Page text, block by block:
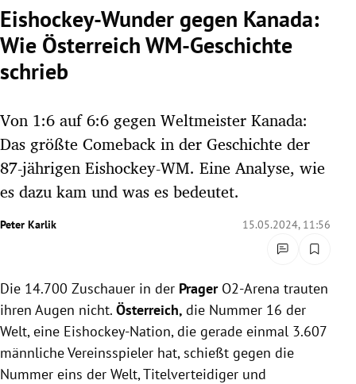
Untermenü
Untermenü
Untermenü
Untermenü
Untermenü
Eishockey-Wunder gegen Kanada:
Wie Österreich WM-Geschichte
schrieb
Von 1:6 auf 6:6 gegen Weltmeister Kanada:
Das größte Comeback in der Geschichte der
87-jährigen Eishockey-WM. Eine Analyse, wie
es dazu kam und was es bedeutet.
Peter Karlik 15.05.2024, 11:56
Die 14.700 Zuschauer in der Prager O2-Arena trauten
ihren Augen nicht. Österreich, die Nummer 16 der
Welt, eine Eishockey-Nation, die gerade einmal 3.607
männliche Vereinsspieler hat, schießt gegen die
Nummer eins der Welt, Titelverteidiger und